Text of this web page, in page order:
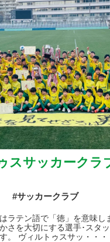
スサッカークラ
#サッカークラブ
ラテン語で「徳」を意味し
さを大切にする選手･スタ
。 ヴィルトゥスサッ・・・